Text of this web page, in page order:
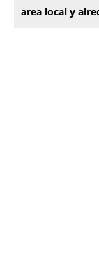
area local y